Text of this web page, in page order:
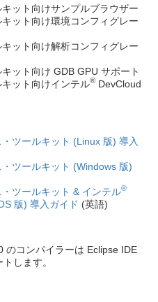
ット向けサンプルブラウザー
ット向け環境コンフィグレー
ット向け解析コンフィグレー
ット向け GDB GPU サポート
ット向けインテル® DevCloud
ツールキット (Linux 版) 導入
ツールキット (Windows 版)
ツールキット & インテル®
版) 導入ガイド (英語)
のコンパイラーは Eclipse IDE
します。